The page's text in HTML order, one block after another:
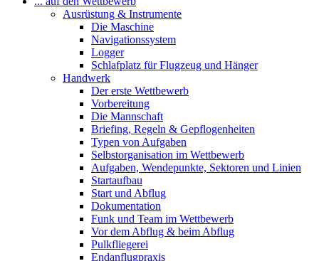
Ausrüstung & Instrumente
Die Maschine
Navigationssystem
Logger
Schlafplatz für Flugzeug und Hänger
Handwerk
Der erste Wettbewerb
Vorbereitung
Die Mannschaft
Briefing, Regeln & Gepflogenheiten
Typen von Aufgaben
Selbstorganisation im Wettbewerb
Aufgaben, Wendepunkte, Sektoren und Linien
Startaufbau
Start und Abflug
Dokumentation
Funk und Team im Wettbewerb
Vor dem Abflug & beim Abflug
Pulkfliegerei
Endanflugpraxis